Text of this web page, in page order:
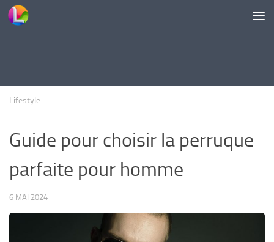
Skip to content
Lifestyle
Guide pour choisir la perruque
parfaite pour homme
6 MAI 2024